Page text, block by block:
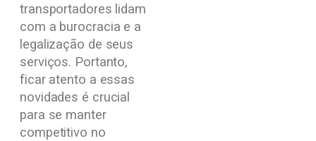
transportadores lidam
com a burocracia e a
legalização de seus
serviços. Portanto,
ficar atento a essas
novidades é crucial
para se manter
competitivo no